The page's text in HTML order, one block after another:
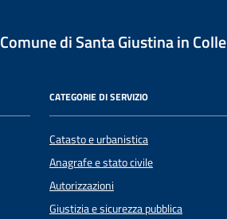
Comune di Santa Giustina in Colle
CATEGORIE DI SERVIZIO
Catasto e urbanistica
Anagrafe e stato civile
Autorizzazioni
Giustizia e sicurezza pubblica